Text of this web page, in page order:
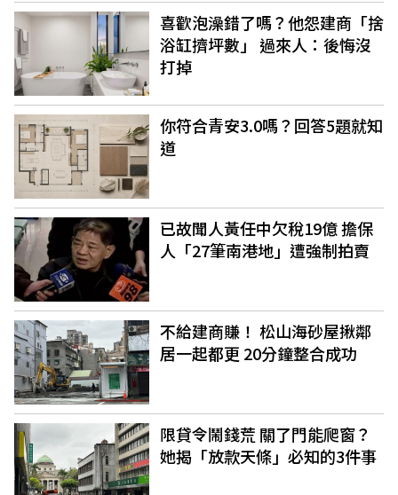
喜歡泡澡錯了嗎？他怨建商「捨
浴缸擠坪數」 過來人：後悔沒
打掉
你符合青安3.0嗎？回答5題就知
道
已故聞人黃任中欠稅19億 擔保
人「27筆南港地」遭強制拍賣
不給建商賺！ 松山海砂屋揪鄰
居一起都更 20分鐘整合成功
限貸令鬧錢荒 關了門能爬窗？
她揭「放款天條」必知的3件事